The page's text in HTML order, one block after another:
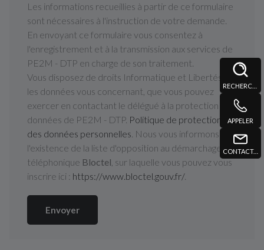
APPELER
CONTACT@DTPMARSEILLE.FR
Les informations recueillies à partir de ce formulaire
sont nécessaires à l'instruction de votre demande.
En envoyant ce formulaire vous consentez à
l'enregistrement et à la transmission aux services de
PE2M - DTP en charge de son traitement.
Vous disposez de droits Informatique et Libertés sur
les données vous concernant, que vous pouvez
exercer en contactant le délégué à la protection des
données de PE2M - DTP. Politique de protection
des données personnelles . Nous vous informons de
l'existence de la liste d'opposition au démarchage
téléphonique Bloctel , sur laquelle vous pouvez vous
inscrire ici : https://www.bloctel.gouv.fr/.
Envoyer